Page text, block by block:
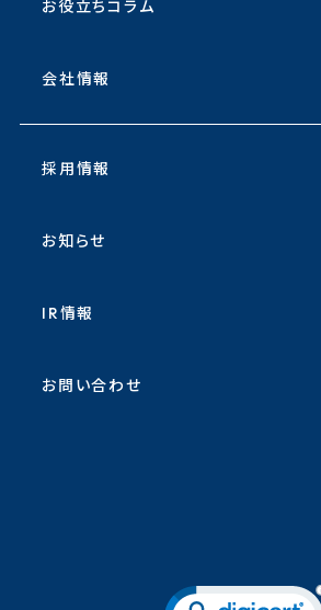
お役立ちコラム
会社情報
採用情報
お知らせ
IR情報
お問い合わせ